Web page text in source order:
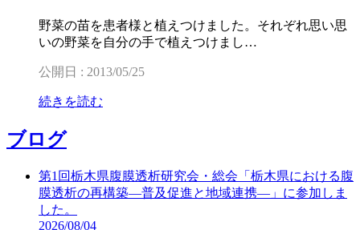
野菜の苗を患者様と植えつけました。それぞれ思い思
いの野菜を自分の手で植えつけまし…
公開日 : 2013/05/25
続きを読む
ブログ
第1回栃木県腹膜透析研究会・総会「栃木県における腹
膜透析の再構築―普及促進と地域連携―」に参加しま
した。
2026/08/04